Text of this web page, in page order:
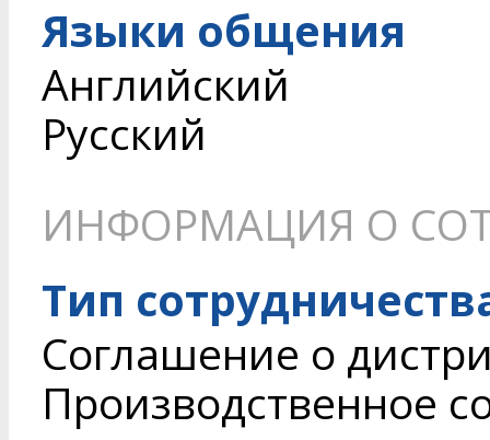
Языки общения
Английский
Русский
ИНФОРМАЦИЯ О
Тип
Соглашение о
Производственное